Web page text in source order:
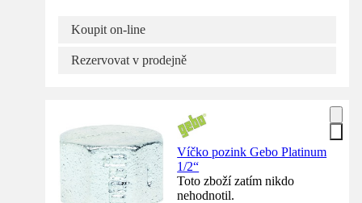
Koupit on-line
Rezervovat v prodejně
Víčko pozink Gebo Platinum
1/2“
Toto zboží zatím nikdo
nehodnotil.